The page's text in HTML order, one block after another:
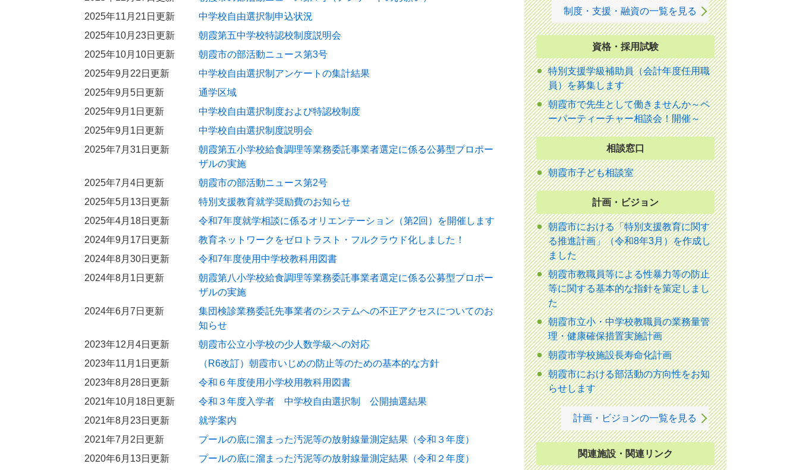
2025年11月21日更新
中学校自由選択制申込状況
2025年10月23日更新
朝霞第五中学校特認校制度説明会
2025年10月10日更新
朝霞市の部活動ニュース第3号
2025年9月22日更新
中学校自由選択制アンケートの集計結果
2025年9月5日更新
通学区域
2025年9月1日更新
中学校自由選択制度および特認校制度
2025年9月1日更新
中学校自由選択制度説明会
2025年7月31日更新
朝霞第五小学校給食調理等業務委託事業者選定に係る公募型プロポー
ザルの実施
2025年7月4日更新
朝霞市の部活動ニュース第2号
2025年5月13日更新
特別支援教育就学奨励費のお知らせ
2025年4月18日更新
令和7年度就学相談に係るオリエンテーション（第2回）を開催します
2024年9月17日更新
教育ネットワークをゼロトラスト・フルクラウド化しました！
2024年8月30日更新
令和7年度使用中学校教科用図書
2024年8月1日更新
朝霞第八小学校給食調理等業務委託事業者選定に係る公募型プロポー
ザルの実施
2024年6月7日更新
集団検診業務委託先事業者のシステムへの不正アクセスについてのお
知らせ
2023年12月4日更新
朝霞市公立小学校の少人数学級への対応
2023年11月1日更新
（R6改訂）朝霞市いじめの防止等のための基本的な方針
2023年8月28日更新
令和６年度使用小学校用教科用図書
2021年10月18日更新
令和３年度入学者 中学校自由選択制 公開抽選結果
2021年8月23日更新
就学案内
2021年7月2日更新
プールの底に溜まった汚泥等の放射線量測定結果（令和３年度）
2020年6月13日更新
プールの底に溜まった汚泥等の放射線量測定結果（令和２年度）
制度・支援・融資の一覧を見る
資格・採用試験
特別支援学級補助員（会計年度任用職
員）を募集します
朝霞市で先生として働きませんか～ペ
ーパーティーチャー相談会！開催～
相談窓口
朝霞市子ども相談室
計画・ビジョン
朝霞市における「特別支援教育に関す
る推進計画」（令和8年3月）を作成し
ました
朝霞市教職員等による性暴力等の防止
等に関する基本的な指針を策定しまし
た
朝霞市立小・中学校教職員の業務量管
理・健康確保措置実施計画
朝霞市学校施設長寿命化計画
朝霞市における部活動の方向性をお知
らせします
計画・ビジョンの一覧を見る
関連施設・関連リンク